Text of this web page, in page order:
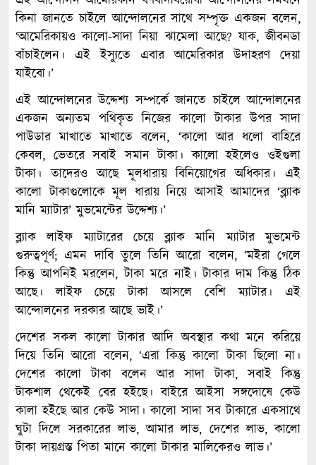
কিনা জানতে চাইলে আন্দোলনের সাথে সম্পৃক্ত একজন বলেন,
‘আমেরিকায়ও কালো-সাদা নিয়া ঝামেলা আছে? যাক, জীবনডা
বাঁচাইলেন। এই ইস্যুতে এবার আমেরিকার উদাহরণ দেয়া
যাইবো।’
এই আন্দোলনের উদ্দেশ্য সম্পর্কে জানতে চাইলে আন্দোলনের
একজন অন্যতম পথিকৃত নিজের কালো টাকার উপর সাদা
পাউডার মাখাতে মাখাতে বলেন, ‘কালো আর ধলো বাহিরে
কেবল, ভেতরে সবাই সমান টাকা। কালো হইলেও ওইগুলা
টাকা। তাদেরও আছে মূলধারায় বিনিয়োগের অধিকার। এই
কালো টাকাগুলোকে মূল ধারায় নিয়ে আসাই আমাদের ‘ব্ল্যাক
মানি ম্যাটার’ মুভমেন্টের উদ্দেশ্য।’
ব্ল্যাক লাইফ ম্যাটারের চেয়ে ব্ল্যাক মানি ম্যাটার মুভমেন্ট
গুরুত্বপূর্ণ; এমন দাবি তুলে তিনি আরো বলেন, ‘মইরা গেলে
কিন্তু আপনিই মরলেন, টাকা মরে নাই। টাকার দাম কিন্তু ঠিক
আছে। লাইফ চেয়ে টাকা আসলে বেশি ম্যাটার। এই
আন্দোলনের দরকার আছে ভাই।’
দেশের সকল কালো টাকার আদি অবস্থার কথা মনে করিয়ে
দিয়ে তিনি আরো বলেন, ‘এরা কিন্তু কালো টাকা ছিলো না।
দেশের কালো টাকা বলেন আর সাদা টাকা, সবাই কিন্তু
টাকশাল থেকেই বের হইছে। বাইরে আইসা সঙ্গদোষে কেউ
কালা হইছে আর কেউ সাদা। কালো সাদা সব টাকারে একসাথে
ঘুটা দিলে সরকারের লাভ, আমার লাভ, দেশের লাভ, কালো
টাকা দায়গ্রস্ত পিতা মানে কালো টাকার মালিকেরও লাভ।’